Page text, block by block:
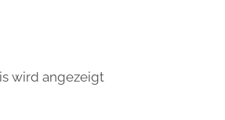
wird angezeigt